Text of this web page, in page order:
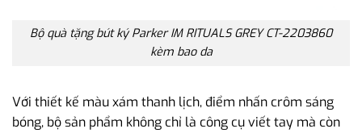
Bộ quà tặng bút ký Parker IM RITUALS GREY CT-2203860
kèm bao da
Với thiết kế màu xám thanh lịch, điểm nhấn crôm sáng
bóng, bộ sản phẩm không chỉ là công cụ viết tay mà còn